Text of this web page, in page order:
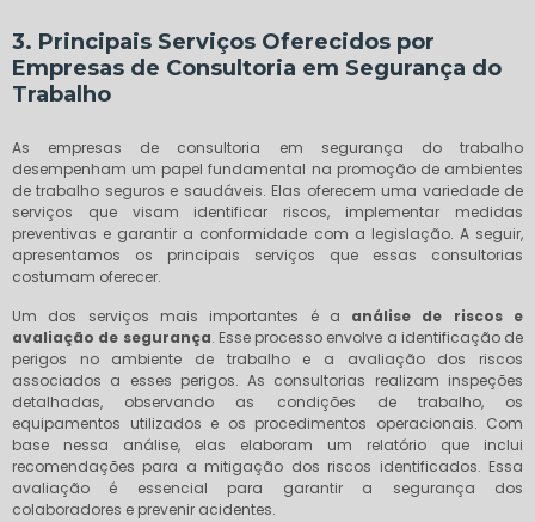
3. Principais Serviços Oferecidos por
Empresas de Consultoria em Segurança do
Trabalho
As empresas de consultoria em segurança do trabalho
desempenham um papel fundamental na promoção de ambientes
de trabalho seguros e saudáveis. Elas oferecem uma variedade de
serviços que visam identificar riscos, implementar medidas
preventivas e garantir a conformidade com a legislação. A seguir,
apresentamos os principais serviços que essas consultorias
costumam oferecer.
Um dos serviços mais importantes é a análise de riscos e
avaliação de segurança. Esse processo envolve a identificação de
perigos no ambiente de trabalho e a avaliação dos riscos
associados a esses perigos. As consultorias realizam inspeções
detalhadas, observando as condições de trabalho, os
equipamentos utilizados e os procedimentos operacionais. Com
base nessa análise, elas elaboram um relatório que inclui
recomendações para a mitigação dos riscos identificados. Essa
avaliação é essencial para garantir a segurança dos
colaboradores e prevenir acidentes.